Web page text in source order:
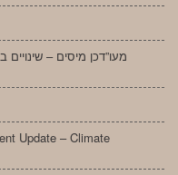
מעו”דכן מיסים –
Update – Climate